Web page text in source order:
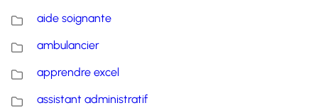
aide soignante
ambulancier
apprendre excel
assistant administratif